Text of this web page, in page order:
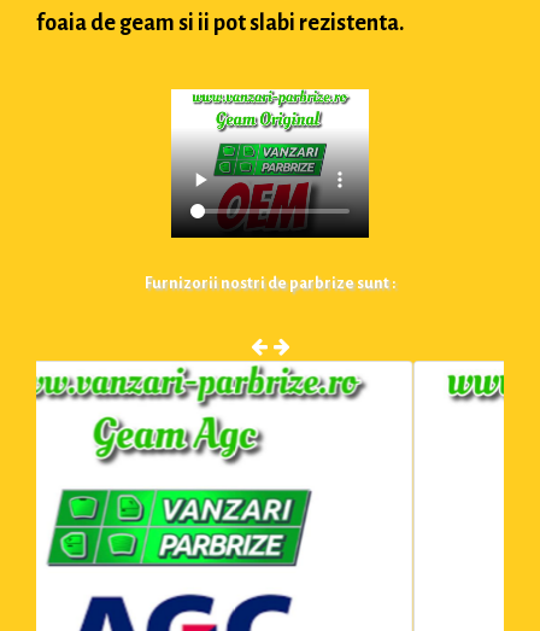
foaia de geam si ii pot slabi rezistenta.
Furnizorii nostri de parbrize sunt :